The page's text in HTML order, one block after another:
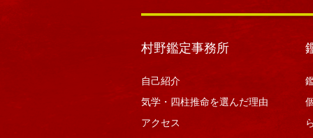
村野鑑定事務所
自己紹介
気学・四柱推命を選んだ理由
アクセス